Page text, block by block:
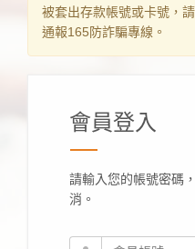
被套出存款帳號或卡號，
通報165防詐騙專線。
會員登入
請輸入您的帳號密碼
消。